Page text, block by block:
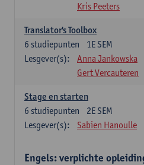
Kris Peeters
Translator's Toolbox
1E SEM
6 studiepunten
Lesgever(s):
Anna Jankowska
Gert Vercauteren
Stage en starten
2E SEM
6 studiepunten
Lesgever(s):
Sabien Hanoulle
Engels: verplichte